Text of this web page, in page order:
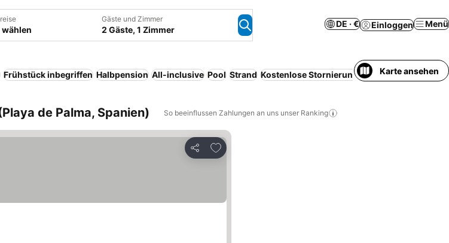
wählen
Gäste und Zimmer
2 Gäste, 1 Zimmer
DE · € Einloggen Menü
Frühstück inbegriffen Halbpension All-inclusive Pool Strand Kostenlose Stornierung Serviced apartment
Karte ansehen
de Palma, Spanien) So beeinflussen Zahlungen an uns unser Ranking
Teilen
Zu Favoriten hinzufügen